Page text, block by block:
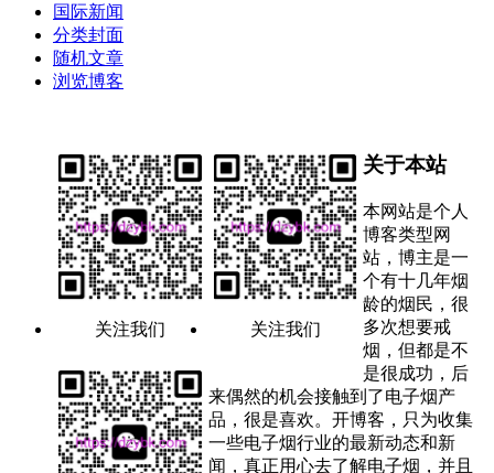
国际新闻
分类封面
随机文章
浏览博客
关注我们 关注我们
关于本站
本网站是个人
博客类型网
站，博主是一
个有十几年烟
龄的烟民，很
多次想要戒
烟，但都是不
是很成功，后
来偶然的机会接触到了电子烟产
品，很是喜欢。开博客，只为收集
一些电子烟行业的最新动态和新
闻，真正用心去了解电子烟，并且